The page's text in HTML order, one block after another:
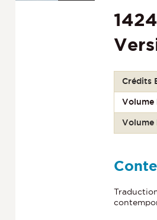
Crédits
Volume
Volume